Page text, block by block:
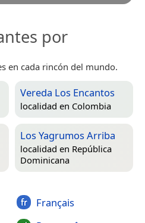
por
en cada rincón del mundo.
Vereda Los Encantos
localidad en Colombia
Los Yagrumos Arriba
localidad en República
Dominicana
Français